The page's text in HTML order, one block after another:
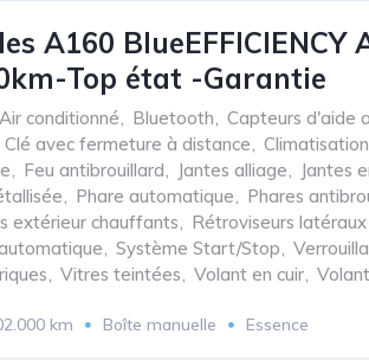
A160
Top état -Garantie
Air conditionné, Bluetooth, Capteurs d'aide
Clé avec fermeture à distance, Climatisation
, Feu antibrouillard, Jantes alliage, Jantes
, Phare automatique, Phares
extérieur chauffants, Rétroviseurs
, Système Start/Stop,
, Vitres teintées, Volant en cuir,
km Boîte manuelle Essence